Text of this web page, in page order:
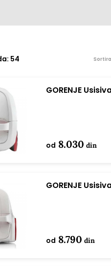
54
GORENJE
od 8.030 din
GORENJE
od 8.790 din